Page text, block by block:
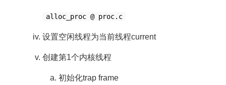
alloc_proc @ proc.c
设置空闲线程为当前线程current
创建第1个内核线程
初始化trap frame